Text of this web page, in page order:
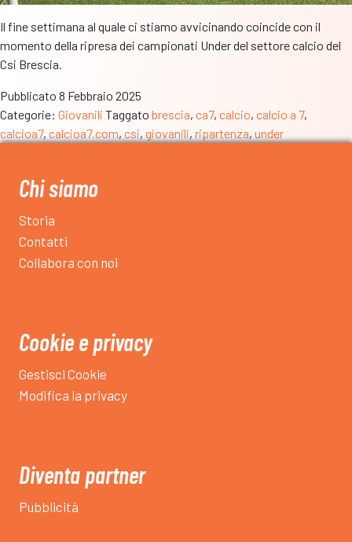
Il fine settimana al quale ci stiamo avvicinando coincide con il
momento della ripresa dei campionati Under del settore calcio del
Csi Brescia.
Pubblicato 8 Febbraio 2025
Categorie: Giovanili Taggato brescia, ca7, calcio, calcio a 7,
calcioa7, calcioa7.com, csi, giovanili, ripartenza, under
Chi siamo
Storia
Contatti
Collabora con noi
Cookie e privacy
Gestisci Cookie
Modifica la privacy
Diventa partner
Pubblicità